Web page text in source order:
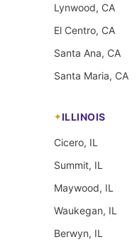
Lynwood, CA
El Centro, CA
Santa Ana, CA
Santa Maria, CA
ILLINOIS
Cicero, IL
Summit, IL
Maywood, IL
Waukegan, IL
Berwyn, IL